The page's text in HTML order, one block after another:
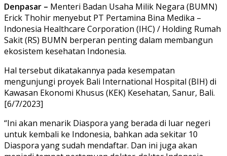
Denpasar – Menteri Badan Usaha Milik Negara (BUMN)
Erick Thohir menyebut PT Pertamina Bina Medika –
Indonesia Healthcare Corporation (IHC) / Holding Rumah
Sakit (RS) BUMN berperan penting dalam membangun
ekosistem kesehatan Indonesia.
Hal tersebut dikatakannya pada kesempatan
mengunjungi proyek Bali International Hospital (BIH) di
Kawasan Ekonomi Khusus (KEK) Kesehatan, Sanur, Bali.
[6/7/2023]
“Ini akan menarik Diaspora yang berada di luar negeri
untuk kembali ke Indonesia, bahkan ada sekitar 10
Diaspora yang sudah mendaftar. Dan ini juga akan